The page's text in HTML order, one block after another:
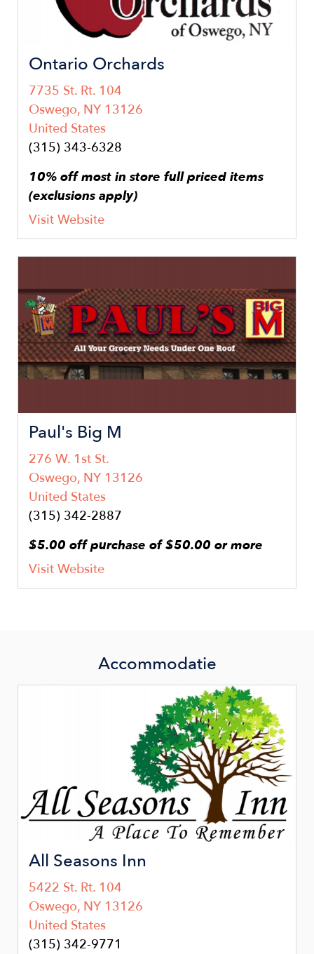
Ontario Orchards
7735 St. Rt. 104
Oswego, NY 13126
United States
(315) 343-6328
10% off most in store full priced items
(exclusions apply)
Visit Website
Paul's Big M
276 W. 1st St.
Oswego, NY 13126
United States
(315) 342-2887
$5.00 off purchase of $50.00 or more
Visit Website
Accommodatie
All Seasons Inn
5422 St. Rt. 104
Oswego, NY 13126
United States
(315) 342-9771